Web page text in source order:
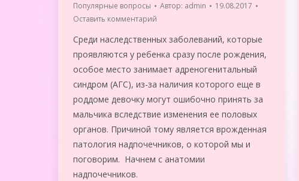
Популярные вопросы Автор: admin
19.08.2017
Оставить комментарий
Среди наследственных заболеваний, которые
проявляются у ребенка сразу после рождения,
особое место занимает адреногенитальный
синдром (АГС), из-за наличия которого еще в
роддоме девочку могут ошибочно принять за
мальчика вследствие изменения ее половых
органов. Причиной тому является врожденная
патология надпочечников, о которой мы и
поговорим. Начнем с анатомии
надпочечников.